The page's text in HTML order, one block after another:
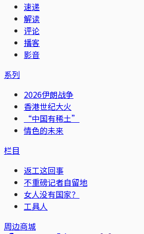
速递
解读
评论
播客
影音
系列
2026伊朗战争
香港世纪大火
“中国有稀土”
情色的未来
栏目
返工这回事
不重磅记者自留地
女人没有国家？
工具人
周边商城